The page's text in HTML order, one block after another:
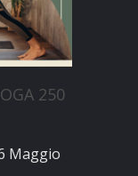
250
Maggio